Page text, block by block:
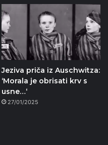
Jeziva priča iz Auschwitza:
‘Morala je obrisati krv s
usne…‘
27/01/2025